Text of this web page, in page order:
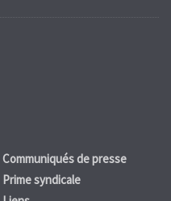
Communiqués de presse
Prime syndicale